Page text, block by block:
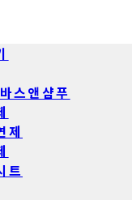
스앤샴푸
제
트